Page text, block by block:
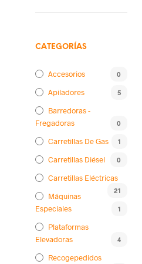
CATEGORÍAS
Accesorios 0
Apiladores 5
Barredoras -
Fregadoras
0
Carretillas De Gas 1
Carretillas Diésel 0
Carretillas Eléctricas
21
Máquinas
Especiales
1
Plataformas
Elevadoras
4
Recogepedidos